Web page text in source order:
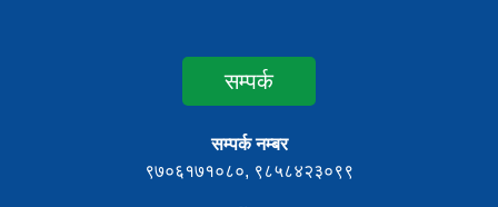
सम्पर्क
सम्पर्क नम्बर
९७०६१७१०८०, ९८५८४२३०९९